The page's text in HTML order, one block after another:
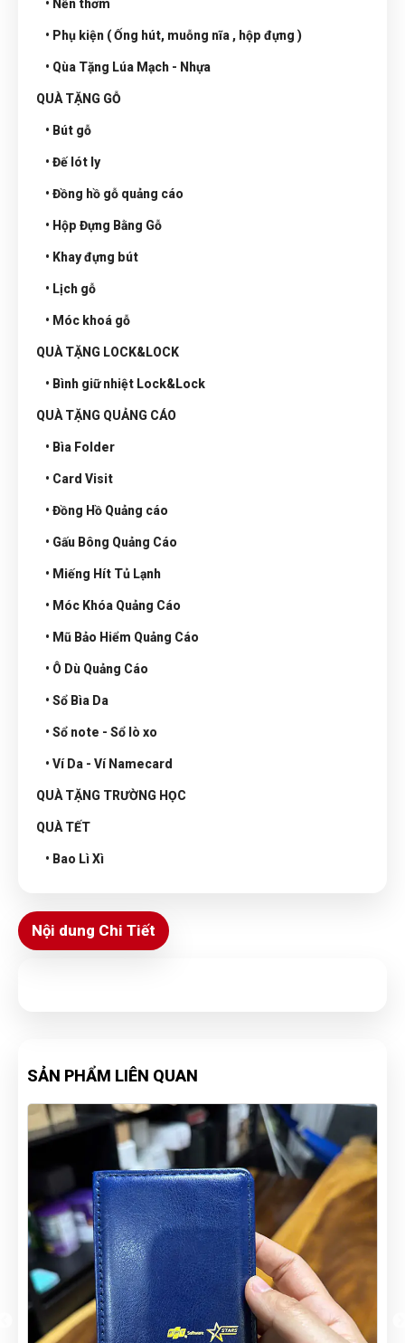
• Nến thơm
• Phụ kiện ( Ống hút, muỗng nĩa , hộp đựng )
• Qùa Tặng Lúa Mạch - Nhựa
QUÀ TẶNG GỖ
• Bút gỗ
• Đế lót ly
• Đồng hồ gỗ quảng cáo
• Hộp Đựng Bằng Gỗ
• Khay đựng bút
• Lịch gỗ
• Móc khoá gỗ
QUÀ TẶNG LOCK&LOCK
• Bình giữ nhiệt Lock&Lock
QUÀ TẶNG QUẢNG CÁO
• Bìa Folder
• Card Visit
• Đồng Hồ Quảng cáo
• Gấu Bông Quảng Cáo
• Miếng Hít Tủ Lạnh
• Móc Khóa Quảng Cáo
• Mũ Bảo Hiểm Quảng Cáo
• Ô Dù Quảng Cáo
• Sổ Bìa Da
• Sổ note - Sổ lò xo
• Ví Da - Ví Namecard
QUÀ TẶNG TRƯỜNG HỌC
QUÀ TẾT
• Bao Lì Xì
Nội dung Chi Tiết
SẢN PHẨM LIÊN QUAN